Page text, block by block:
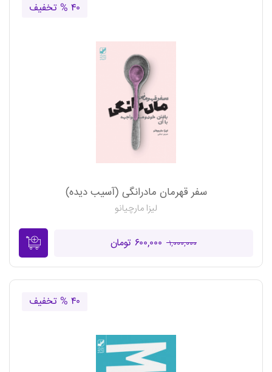
۴۰ % تخفیف
سفر قهرمان مادرانگی (آسیب دیده)
لیزا مارچیانو
۱,۰۰۰,۰۰۰ ۶۰۰,۰۰۰ تومان
۴۰ % تخفیف